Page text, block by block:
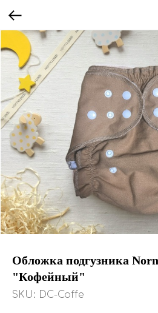
Обложка подгузника
"Кофейный"
SKU: DC-Coffe